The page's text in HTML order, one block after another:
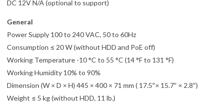
DC 12V N/A (optional to support)
General
Power Supply 100 to 240 VAC, 50 to 60Hz
Consumption ≤ 20 W (without HDD and PoE off)
Working Temperature -10 °C to 55 °C (14 °F to 131 °F)
Working Humidity 10% to 90%
Dimension (W × D × H) 445 × 400 × 71 mm ( 17.5″× 15.7″ × 2.8″)
Weight ≤ 5 kg (without HDD, 11 lb.)